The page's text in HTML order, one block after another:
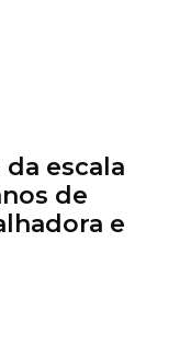
escala
de
e